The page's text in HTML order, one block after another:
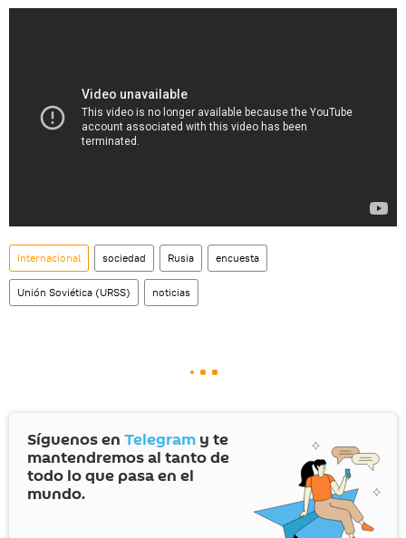
Internacional sociedad Rusia encuesta
Unión Soviética (URSS) noticias
Síguenos en Telegram y te
mantendremos al tanto de
todo lo que pasa en el
mundo.